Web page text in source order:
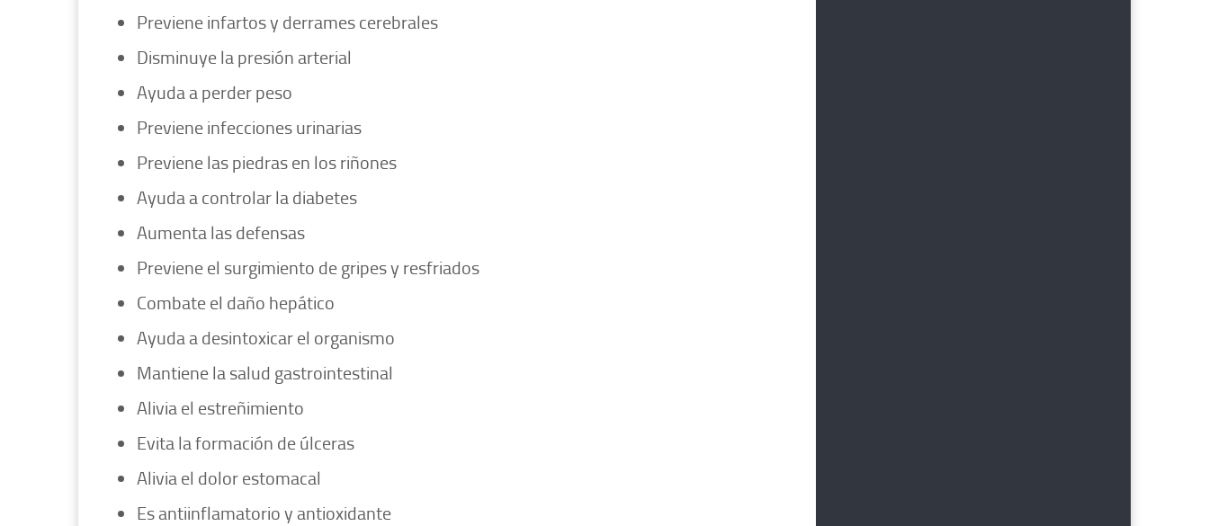
Previene infartos y derrames cerebrales
Disminuye la presión arterial
Ayuda a perder peso
Previene infecciones urinarias
Previene las piedras en los riñones
Ayuda a controlar la diabetes
Aumenta las defensas
Previene el surgimiento de gripes y resfriados
Combate el daño hepático
Ayuda a desintoxicar el organismo
Mantiene la salud gastrointestinal
Alivia el estreñimiento
Evita la formación de úlceras
Alivia el dolor estomacal
Es antiinflamatorio y antioxidante